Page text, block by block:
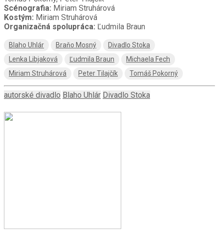
Scénografia: Miriam Struhárová
Kostým: Miriam Struhárová
Organizačná spolupráca: Ľudmila Braun
Blaho Uhlár Braňo Mosný
Divadlo Stoka
Lenka Libjaková
Ľudmila Braun
Michaela Fech
Miriam Struhárová
Peter Tilajčík Tomáš Pokorný
autorské divadlo Blaho Uhlár Divadlo Stoka